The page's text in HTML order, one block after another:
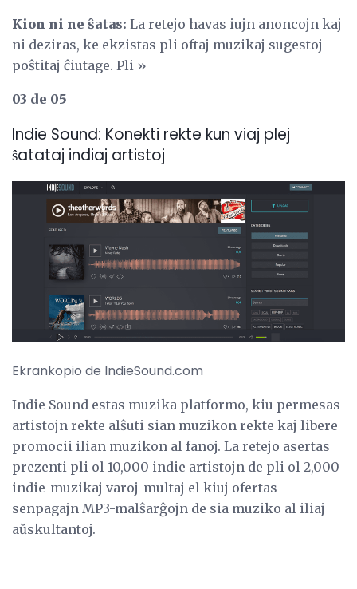
Kion ni ne ŝatas: La retejo havas iujn anoncojn kaj
ni deziras, ke ekzistas pli oftaj muzikaj sugestoj
poŝtitaj ĉiutage. Pli »
03 de 05
Indie Sound: Konekti rekte kun viaj plej
ŝatataj indiaj artistoj
Ekrankopio de IndieSound.com
Indie Sound estas muzika platformo, kiu permesas
artistojn rekte alŝuti sian muzikon rekte kaj libere
promocii ilian muzikon al fanoj. La retejo asertas
prezenti pli ol 10,000 indie artistojn de pli ol 2,000
indie-muzikaj varoj-multaj el kiuj ofertas
senpagajn MP3-malŝarĝojn de sia muziko al iliaj
aŭskultantoj.